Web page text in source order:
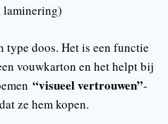
laminering)
type doos. Het is een functie
vouwkarton en het helpt bij
“visueel vertrouwen”-
ze hem kopen.